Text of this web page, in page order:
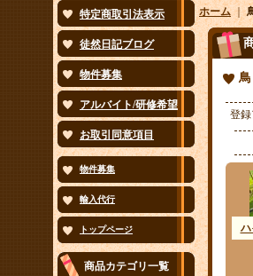
特定商取引法表示
徒然日記ブログ
物件募集
アルバイト/研修希望
お取引同意項目
物件募集
輸入代行
トップページ
商品カテゴリ一覧
ホーム｜
登
ハ